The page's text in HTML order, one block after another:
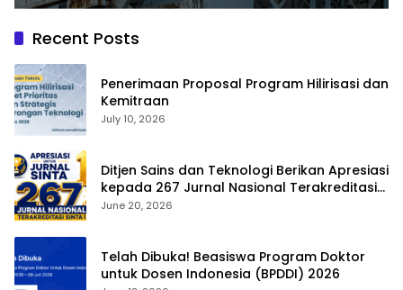
Recent Posts
Penerimaan Proposal Program Hilirisasi dan
Kemitraan
July 10, 2026
Ditjen Sains dan Teknologi Berikan Apresiasi
kepada 267 Jurnal Nasional Terakreditasi
SINTA 1
June 20, 2026
Telah Dibuka! Beasiswa Program Doktor
untuk Dosen Indonesia (BPDDI) 2026